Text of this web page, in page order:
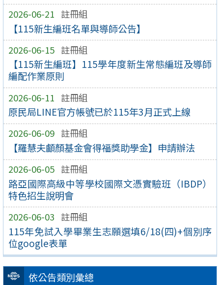
2026-06-21 註冊組
【115新生編班名單與導師公告】
2026-06-15 註冊組
【115新生編班】115學年度新生常態編班及導師
編配作業原則
2026-06-11 註冊組
原民局LINE官方帳號已於115年3月正式上線
2026-06-09 註冊組
【羅慧夫顱顏基金會得福獎助學金】申請辦法
2026-06-05 註冊組
路亞國際高級中等學校國際文憑實驗班（IBDP）
特色招生說明會
2026-06-03 註冊組
115年免試入學畢業生志願選填6/18(四)+個別序
位google表單
依公告類別彙總